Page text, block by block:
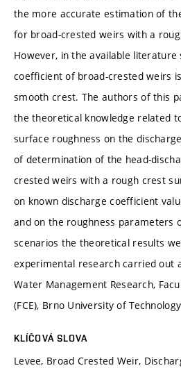
the more accurate estimation of
for broad-crested weirs with a
However, in the available literature
coefficient of broad-crested weirs
smooth crest. The authors of this
the theoretical knowledge related
surface roughness on the
of determination of the head-
crested weirs with a rough crest
on known discharge coefficient
and on the roughness parameters
scenarios the theoretical results
experimental research carried out
Water Management Research,
(FCE), Brno University of
KLÍČOVÁ SLOVA
Levee, Broad Crested Weir,